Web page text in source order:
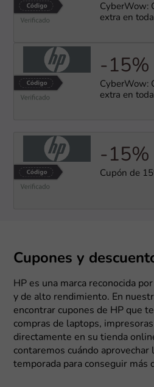
CyberWow:
extra en
-15%
CyberWow:
extra en
-15%
Cupón de
Cupones y
HP es una marca reconocida
y de alto rendimiento. En
encontrar cupones de HP que
compras de laptops,
directamente en su tienda
contaremos cuándo aprovechar
temporada para conseguir más